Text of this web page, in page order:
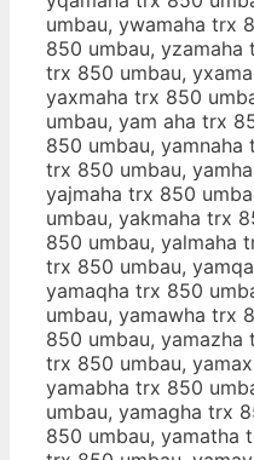
umbau, ywamaha trx
850 umbau, yzamaha
trx 850 umbau,
yaxmaha trx 850
umbau, yam aha trx
850 umbau, yamnaha
trx 850 umbau,
yajmaha trx 850
umbau, yakmaha trx
850 umbau, yalmaha
trx 850 umbau,
yamaqha trx 850
umbau, yamawha trx
850 umbau, yamazha
trx 850 umbau,
yamabha trx 850
umbau, yamagha trx
850 umbau, yamatha